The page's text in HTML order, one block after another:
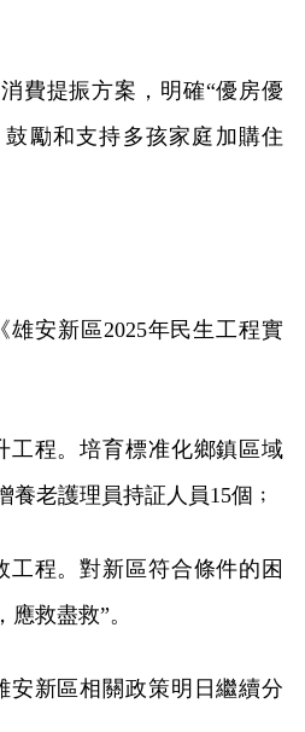
費提振方案，明確“優房優
勵和支持多孩家庭加購住
雄安新區2025年民生工程實
工程。培育標准化鄉鎮區域
養老護理員持証人員15個﹔
工程。對新區符合條件的困
救盡救”。
安新區相關政策明日繼續分